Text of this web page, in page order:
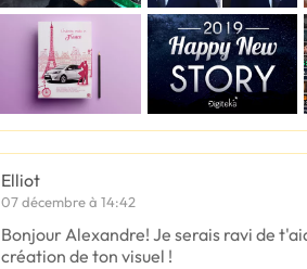
Elliot
07 décembre à 14:42
Bonjour Alexandre! Je serais ravi de
création de ton visuel !